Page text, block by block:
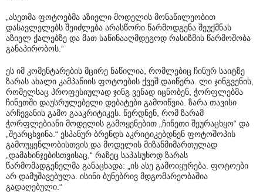
„ასეთმა ფოტოებმა აზიელი მოდელის მონაწილეობით
დასავლელებს შეიძლება არასწორი წარმოდგენა შეუქმნას
აზიელ ქალებზე და მათ საწინააღმდეგოდ რასიზმის წარმოშობა
განაპირობოს.“
ეს იმ კომენტარების მცირე ნაწილია, რომლებიც ჩინურ საიტზე
ზარას ახალი კამპანიის ფოტოების ქვეშ დაიწერა. ლი ჯინგვენის,
რომელსაც პროფესიულად ჯინგ ვენად იცნობენ, ჭორფლებმა
ჩინეთში დაუსრულებელი დებატები გამოიწვია. ზარა თავისი
არჩევანის გამო გააკრიტიკეს. წერდნენ, რომ ზარამ
ჭორფლებიანი მოდელის გამოყენებით „ჩინეთი შეურაცხყო“ და
„შეარცხვინა.“ ესპანურ ბრენდს აკრიტიკებდნენ ფოტოშოპის
გამოუყენლობისთვის და მოდელის მიზანმიმართულად
„დამახინჯებისთვისაც,“ რაზეც საპასუხოდ ზარას
წარმომადგენელმა განაცხადა: „ის ასე გამოიყურება. ფოტოები
არ დამუშავებულა. ისინი ბუნებრივ მდგომარეობაშია
გადაღებული.“